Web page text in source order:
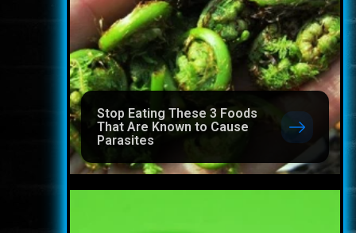
Stop Eating These 3 Foods
That Are Known to Cause
Parasites